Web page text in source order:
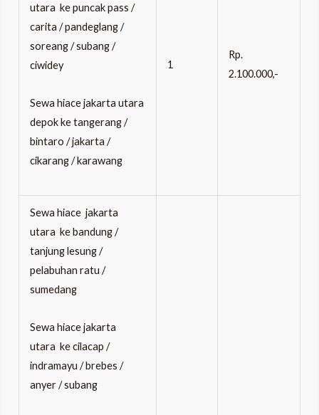
utara ke puncak pass /
carita / pandeglang /
soreang / subang /
ciwidey
Sewa hiace jakarta utara
depok ke tangerang /
bintaro / jakarta /
cikarang / karawang
1
Rp.
2.100.000,-
Sewa hiace jakarta
utara ke bandung /
tanjung lesung /
pelabuhan ratu /
sumedang
Sewa hiace jakarta
utara ke cilacap /
indramayu / brebes /
anyer / subang